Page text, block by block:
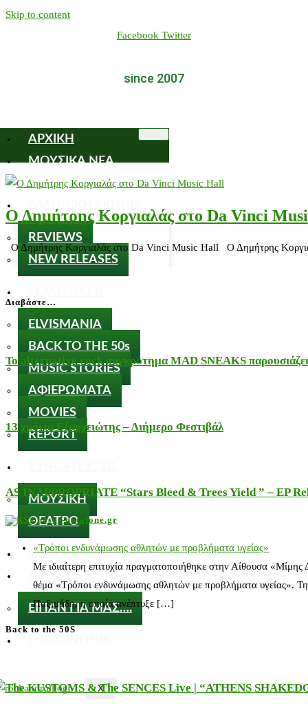
Skip to content
Facebook Twitter
since 2007
ΑΡΧΙΚΗ
ΜΟΥΣΙΚΑ ΝΕΑ
NEW RELEASES
REVIEWS
NEW RELEASES
ELVISMANIA
BACK TO THE 50s
MUSIC STORIES
ΑΦΙΕΡΩΜΑΤΑ
MOVIES
REPORT
ΜΟΥΣΙΚΗ
ΘΕΑΤΡΟ
ΘΕΑΤΡΟ
ABOUT US
ΕΙΠΑΝ ΓΙΑ ΜΑΣ….
X
Ο Δημήτρης Κοργιαλάς στο Da Vinci
Ο Δημήτρης Κοργιαλάς στο Da Vinci Music Hall Ο Δημήτρης
Διαβάστε…
Το alternative rock συγκρότημα MAD SNEAKS
13 χρόνια Εξαρχειώτης – Διήμερο Φεστιβάλ
AS INAPPROPRIATE “Stars Bleed & Trees Yield ” – EP
nosos-notalone.gr
«Τρόποι ενδυνάμωσης αθλητών με προβλήματα υγείας»
Με ιδιαίτερη επιτυχία πραγματοποιήθηκε στην Αίθουσα
θέμα «Τρόποι ενδυνάμωσης αθλητών με προβλήματα υγείας».
Παξιμάδη, η οποία ανέπτυξε […]
Back to the 50S
The KUSTOMS & The SENCES Live | “ATHENS